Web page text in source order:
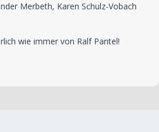
Merbeth, Karen Schulz-Vobach
wie immer von Ralf Pantel!